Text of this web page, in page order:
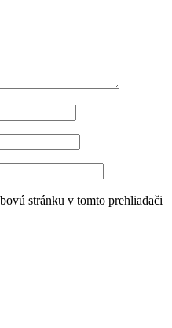
stránku v tomto prehliadači